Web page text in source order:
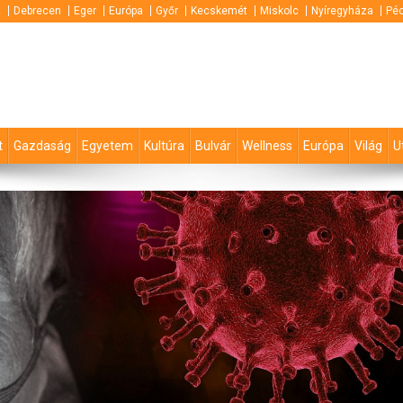
Debrecen Eger Európa Győr Kecskemét Miskolc Nyíregyháza
Gazdaság Egyetem Kultúra Bulvár Wellness Európa Világ